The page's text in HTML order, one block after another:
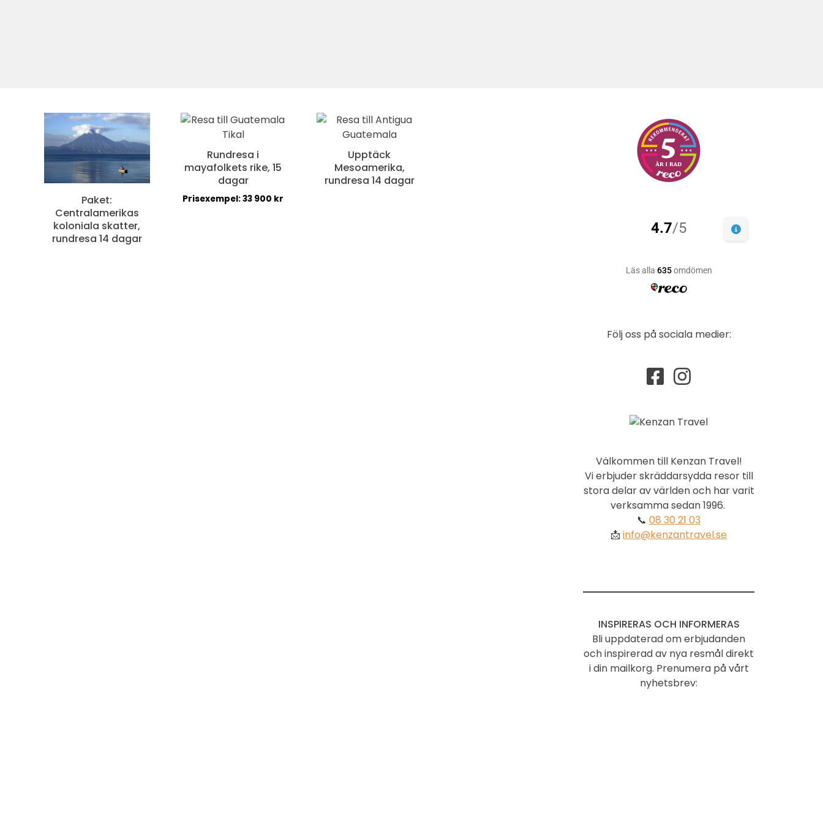
Paket:
Centralamerikas
koloniala skatter,
rundresa 14 dagar
Rundresa i
mayafolkets rike, 15
dagar
Prisexempel:33 900 kr
Upptäck
Mesoamerika,
rundresa 14 dagar
Följ oss på sociala medier:
Välkommen till Kenzan Travel!
Vi erbjuder skräddarsydda resor till
stora delar av världen och har varit
verksamma sedan 1996.
📞 08 30 21 03
📩 info@kenzantravel.se
INSPIRERAS OCH INFORMERAS
Bli uppdaterad om erbjudanden
och inspirerad av nya resmål direkt
i din mailkorg. Prenumera på vårt
nyhetsbrev: